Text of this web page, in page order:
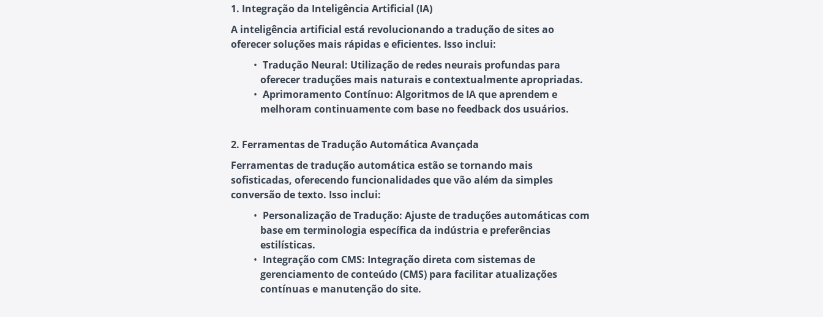
1. Integração da Inteligência Artificial (IA)
A inteligência artificial está revolucionando a tradução de sites ao
oferecer soluções mais rápidas e eficientes. Isso inclui:
Tradução Neural: Utilização de redes neurais profundas para
oferecer traduções mais naturais e contextualmente apropriadas.
Aprimoramento Contínuo: Algoritmos de IA que aprendem e
melhoram continuamente com base no feedback dos usuários.
2. Ferramentas de Tradução Automática Avançada
Ferramentas de tradução automática estão se tornando mais
sofisticadas, oferecendo funcionalidades que vão além da simples
conversão de texto. Isso inclui:
Personalização de Tradução: Ajuste de traduções automáticas com
base em terminologia específica da indústria e preferências
estilísticas.
Integração com CMS: Integração direta com sistemas de
gerenciamento de conteúdo (CMS) para facilitar atualizações
contínuas e manutenção do site.